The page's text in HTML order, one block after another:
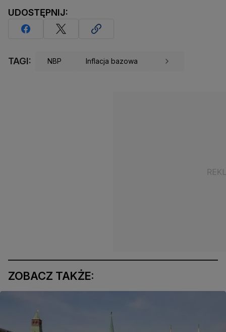
UDOSTĘPNIJ:
TAGI: NBP Inflacja bazowa
ZOBACZ TAKŻE: